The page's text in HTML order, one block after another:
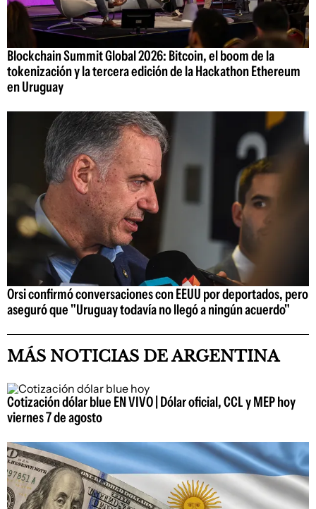
Blockchain Summit Global 2026: Bitcoin, el boom de la
tokenización y la tercera edición de la Hackathon Ethereum
en Uruguay
Orsi confirmó conversaciones con EEUU por deportados, pero
aseguró que "Uruguay todavía no llegó a ningún acuerdo"
MÁS NOTICIAS DE ARGENTINA
Cotización dólar blue EN VIVO | Dólar oficial, CCL y MEP hoy
viernes 7 de agosto